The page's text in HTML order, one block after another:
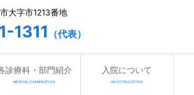
大字市1213番地
1311 （代表）
診療科・部門紹介
MEDICAL EXAMINATION
入院について
HOSPITALIZATION